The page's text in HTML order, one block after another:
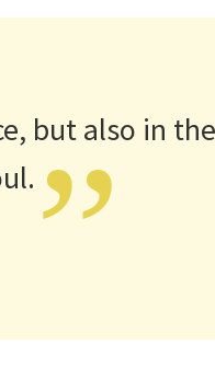
but also in the
”